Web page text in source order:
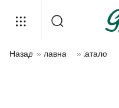
Назад »Главная »Каталог